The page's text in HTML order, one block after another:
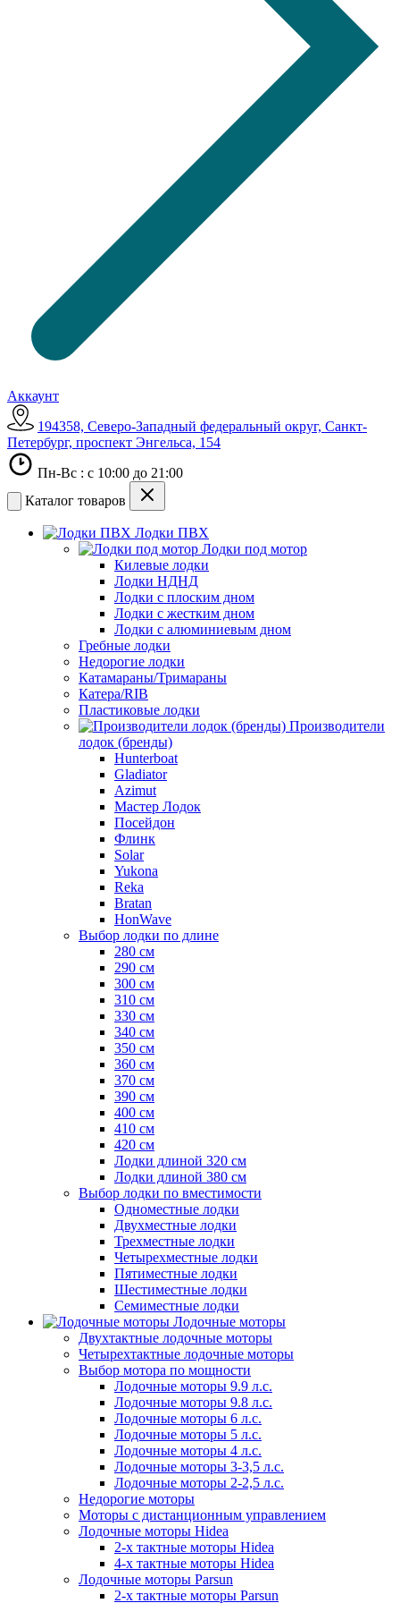
Аккаунт
194358, Северо-Западный федеральный округ, Санкт-
Петербург, проспект Энгельса, 154
Пн-Вс : с 10:00 до 21:00
Каталог товаров
Лодки ПВХ
Лодки под мотор
Килевые лодки
Лодки НДНД
Лодки с плоским дном
Лодки с жестким дном
Лодки с алюминиевым дном
Гребные лодки
Недорогие лодки
Катамараны/Тримараны
Катера/RIB
Пластиковые лодки
Производители
лодок (бренды)
Hunterboat
Gladiator
Azimut
Мастер Лодок
Посейдон
Флинк
Solar
Yukona
Reka
Bratan
HonWave
Выбор лодки по длине
280 см
290 см
300 см
310 см
330 см
340 см
350 см
360 см
370 см
390 см
400 см
410 см
420 см
Лодки длиной 320 см
Лодки длиной 380 см
Выбор лодки по вместимости
Одноместные лодки
Двухместные лодки
Трехместные лодки
Четырехместные лодки
Пятиместные лодки
Шестиместные лодки
Семиместные лодки
Лодочные моторы
Двухтактные лодочные моторы
Четырехтактные лодочные моторы
Выбор мотора по мощности
Лодочные моторы 9.9 л.с.
Лодочные моторы 9.8 л.с.
Лодочные моторы 6 л.с.
Лодочные моторы 5 л.с.
Лодочные моторы 4 л.с.
Лодочные моторы 3-3,5 л.с.
Лодочные моторы 2-2,5 л.с.
Недорогие моторы
Моторы с дистанционным управлением
Лодочные моторы Hidea
2-х тактные моторы Hidea
4-х тактные моторы Hidea
Лодочные моторы Parsun
2-х тактные моторы Parsun